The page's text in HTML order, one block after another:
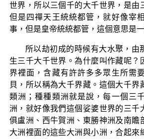
世界，所以三個千的大千世界，是由
但是四禪天王統統都管，就好像宰
事，但是皇帝統統都管，這個意思是
所以劫初成的時候有大水聚，由
生三千大千世界。為什麼叫作藏呢？
界裡面，含藏有許許多多眾生所需
貝，所以稱為大千界藏。這個大千界
類洲；種種類洲就是說，每一個三
洲，就好像我們這個娑婆世界的三千
俱盧洲、西牛賀洲、東勝神洲及南贍
大洲裡面的這些大洲與小洲，合起來